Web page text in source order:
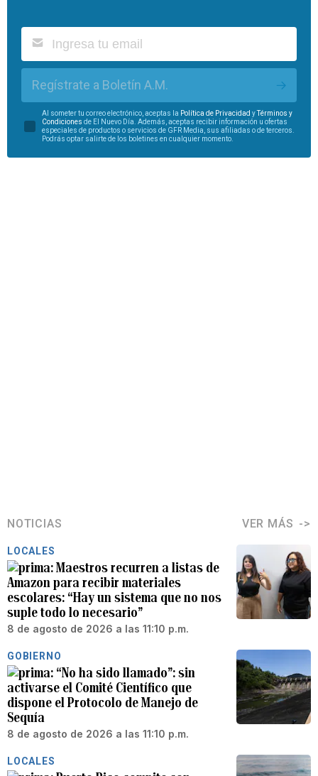
Regístrate a Boletín A.M.
Al someter tu correo electrónico, aceptas la Política de Privacidad yTérminos y
Condiciones de El Nuevo Día. Además, aceptas recibir información u ofertas
especiales de productos o servicios de GFR Media, sus afiliadas o de terceros.
Podrás optar salirte de los boletines en cualquier momento.
NOTICIAS VER MÁS
LOCALES
Maestros recurren a listas de
Amazon para recibir materiales
escolares: “Hay un sistema que no nos
suple todo lo necesario”
8 de agosto de 2026 a las 11:10 p.m.
GOBIERNO
“No ha sido llamado”: sin
activarse el Comité Científico que
dispone el Protocolo de Manejo de
Sequía
8 de agosto de 2026 a las 11:10 p.m.
LOCALES